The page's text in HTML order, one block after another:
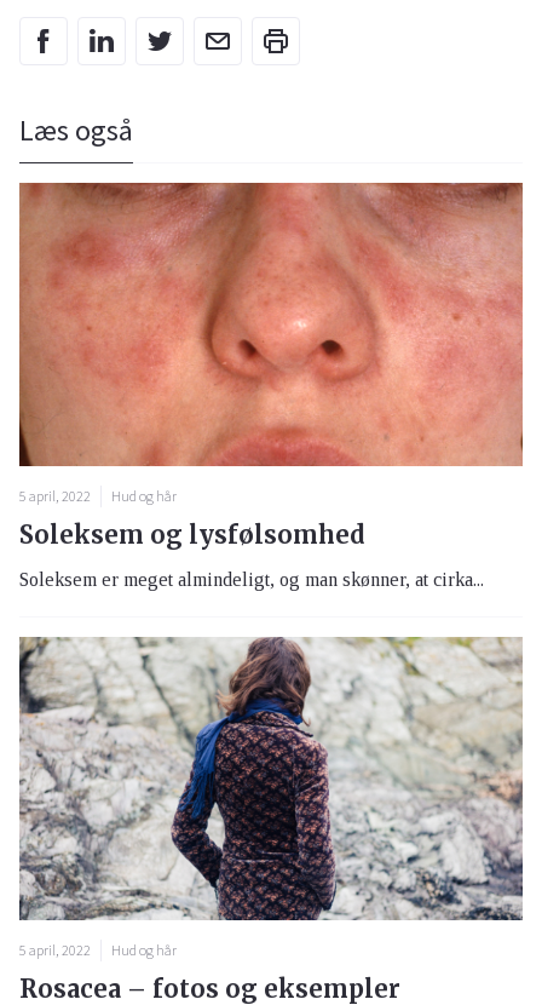
Læs også
5 april, 2022 Hud og hår
Soleksem og lysfølsomhed
Soleksem er meget almindeligt, og man skønner, at cirka...
5 april, 2022 Hud og hår
Rosacea – fotos og eksempler